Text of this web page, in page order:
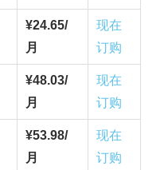
¥24.65/
月
现在
订购
¥48.03/
月
现在
订购
¥53.98/
月
现在
订购